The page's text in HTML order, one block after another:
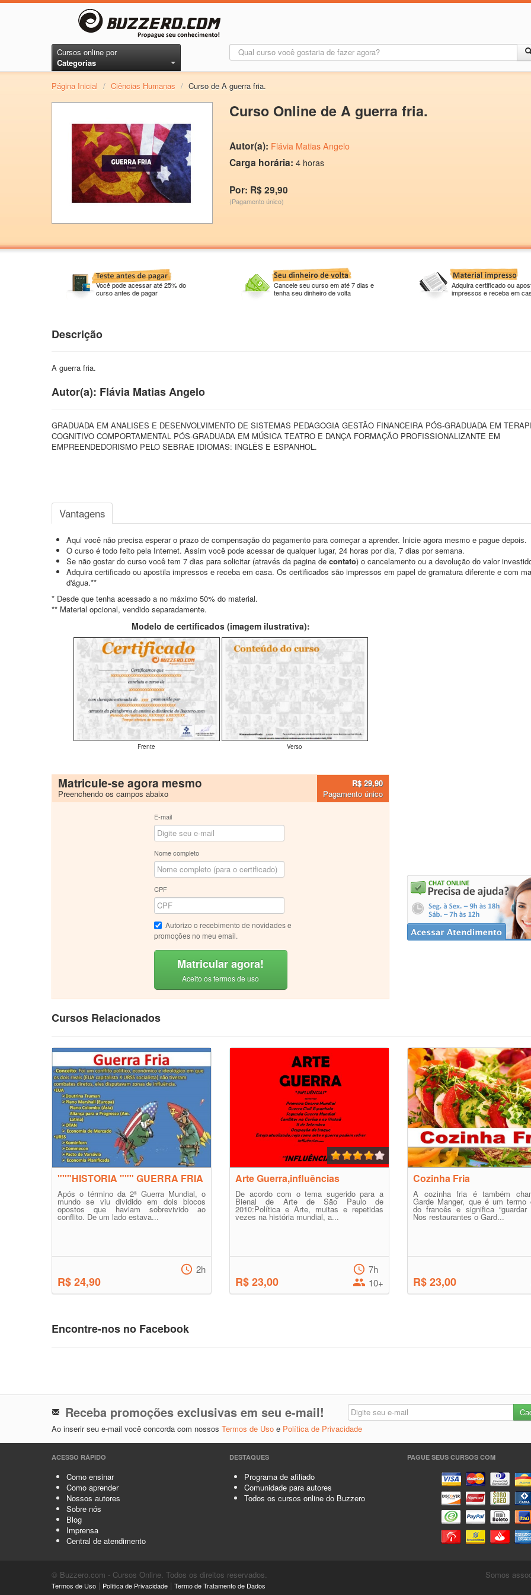
Cursos online por
Categorias
Página Inicial / Ciências Humanas / Curso de A guerra fria.
Curso Online de A guerra fria.
Autor(a): Flávia Matias Angelo
Carga horária: 4 horas
Por: R$ 29,90
(Pagamento único)
Você pode acessar até 25% do
curso antes de pagar
Cancele seu curso em até 7 dias e
tenha seu dinheiro de volta
Adquira certificado ou
impressos e receba em
Descrição
A guerra fria.
Autor(a): Flávia Matias Angelo
GRADUADA EM ANALISES E DESENVOLVIMENTO DE SISTEMAS PEDAGOGIA GESTÃO FINANCEIRA PÓS-GRADUADA EM
COGNITIVO COMPORTAMENTAL PÓS-GRADUADA EM MÚSICA TEATRO E DANÇA FORMAÇÃO PROFISSIONALIZANTE EM
EMPREENDEDORISMO PELO SEBRAE IDIOMAS: INGLÊS E ESPANHOL.
Vantagens
Aqui você não precisa esperar o prazo de compensação do pagamento para começar a aprender. Inicie agora mesmo e pague depois.
O curso é todo feito pela Internet. Assim você pode acessar de qualquer lugar, 24 horas por dia, 7 dias por semana.
Se não gostar do curso você tem 7 dias para solicitar (através da pagina de contato) o cancelamento ou a devolução do valor
Adquira certificado ou apostila impressos e receba em casa. Os certificados são impressos em papel de gramatura diferente e com
d'água.**
* Desde que tenha acessado a no máximo 50% do material.
** Material opcional, vendido separadamente.
Modelo de certificados (imagem ilustrativa):
Frente Verso
Matricule-se agora mesmo
Preenchendo os campos abaixo
R$ 29,90
Pagamento único
E-mail
Nome completo
CPF
Autorizo o recebimento de novidades e
promoções no meu email.
Matricular agora!
Aceito os termos de uso
Cursos Relacionados
"""HISTORIA """ GUERRA FRIA
Após o término da 2ª Guerra Mundial, o
mundo se viu dividido em dois blocos
opostos que haviam sobrevivido ao
conflito. De um lado estava...
R$ 24,90
2h
Arte Guerra,influências
De acordo com o tema sugerido para a
Bienal de Arte de São Paulo de
2010:Política e Arte, muitas e repetidas
vezes na história mundial, a...
R$ 23,00
7h
10+
Cozinha Fria
A cozinha fria é também
Garde Manger, que é um termo
do francês e significa “guardar
Nos restaurantes o Gard...
R$ 23,00
Encontre-nos no Facebook
Receba promoções exclusivas em seu e-mail!
Ao inserir seu e-mail você concorda com nossos Termos de Uso e Política de Privacidade
ACESSO RÁPIDO
Como ensinar
Como aprender
Nossos autores
Sobre nós
Blog
Imprensa
Central de atendimento
DESTAQUES
Programa de afiliado
Comunidade para autores
Todos os cursos online do Buzzero
PAGUE SEUS CURSOS COM
© Buzzero.com - Cursos Online. Todos os direitos reservados.
Termos de Uso | Política de Privacidade | Termo de Tratamento de Dados
Somos